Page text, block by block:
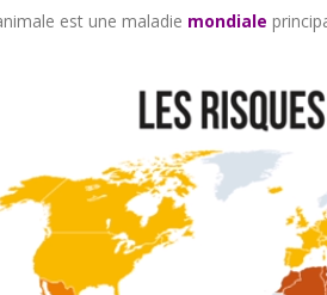
est une maladie mondiale